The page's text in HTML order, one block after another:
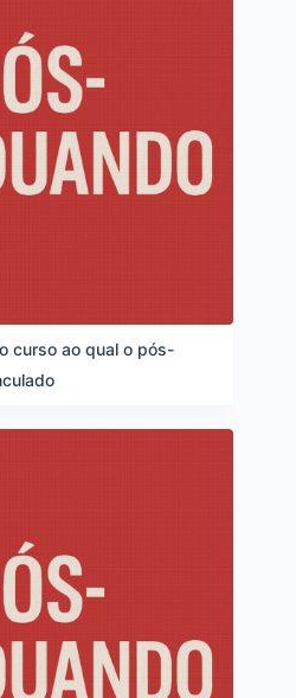
curso ao qual o pós-